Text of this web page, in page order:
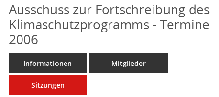
Ausschuss zur Fortschreibung des
Klimaschutzprogramms - Termine
2006
Informationen Mitglieder
Sitzungen